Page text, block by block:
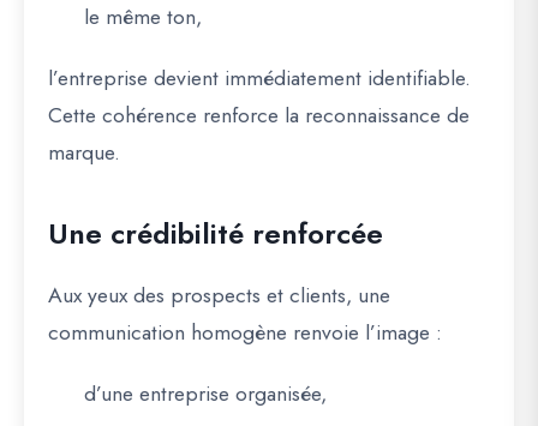
le même ton,
l’entreprise devient immédiatement identifiable.
Cette cohérence renforce la reconnaissance de
marque.
Une crédibilité renforcée
Aux yeux des prospects et clients, une
communication homogène renvoie l’image :
d’une entreprise organisée,